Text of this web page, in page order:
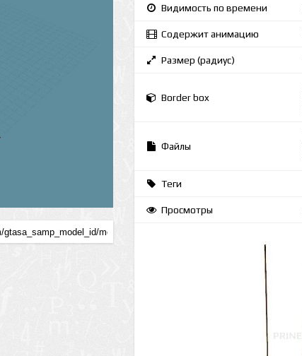
Видимость по времени
Содержит анимацию
Размер (радиус)
Border box
Файлы
Теги
Просмотры